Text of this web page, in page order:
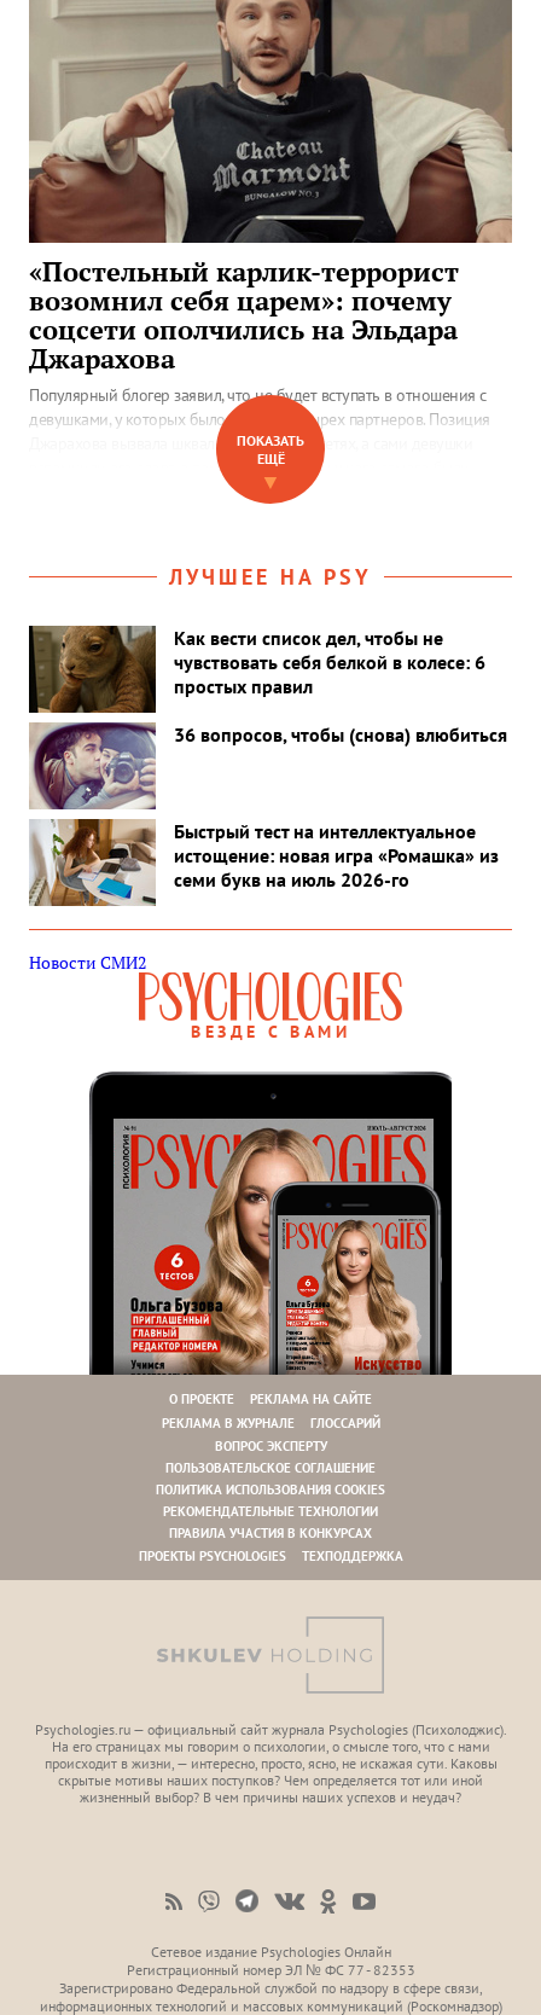
«Постельный карлик-террорист
возомнил себя царем»: почему
соцсети ополчились на Эльдара
Джарахова
Популярный блогер заявил, что не будет вступать в отношения с
девушками, у которых было больше четырех партнеров. Позиция
Джарахова вызвала шквал критики в соцсетях, а сами девушки
вспомнили его слова о том, что в прошлом у него самого были
ПОКАЗАТЬ
ЕЩЁ
▼
ЛУЧШЕЕ НА PSY
Как вести список дел, чтобы не
чувствовать себя белкой в колесе: 6
простых правил
36 вопросов, чтобы (снова) влюбиться
Быстрый тест на интеллектуальное
истощение: новая игра «Ромашка» из
семи букв на июль 2026-го
Новости СМИ2
ВЕЗДЕ С ВАМИ
О ПРОЕКТЕ
РЕКЛАМА НА САЙТЕ
РЕКЛАМА В ЖУРНАЛЕ
ГЛОССАРИЙ
ВОПРОС ЭКСПЕРТУ
ПОЛЬЗОВАТЕЛЬСКОЕ СОГЛАШЕНИЕ
ПОЛИТИКА ИСПОЛЬЗОВАНИЯ COOKIES
РЕКОМЕНДАТЕЛЬНЫЕ ТЕХНОЛОГИИ
ПРАВИЛА УЧАСТИЯ В КОНКУРСАХ
ПРОЕКТЫ PSYCHOLOGIES
ТЕХПОДДЕРЖКА
Psychologies.ru — официальный сайт журнала Psychologies (Психoлоджиc).
На его страницах мы говорим о психологии, о смысле того, что с нами
происходит в жизни, — интересно, просто, ясно, не искажая сути. Каковы
скрытые мотивы наших поступков? Чем определяется тот или иной
жизненный выбор? В чем причины наших успехов и неудач?
Сетевое издание Psychologies Онлайн
Регистрационный номер ЭЛ № ФС 77 - 82353
Зарегистрировано Федеральной службой по надзору в сфере связи,
информационных технологий и массовых коммуникаций (Роскомнадзор)